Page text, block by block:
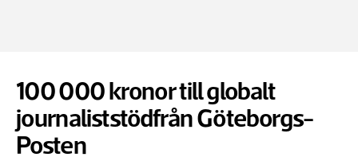
100 000 kronor till globalt
journaliststödfrån Göteborgs-
Posten